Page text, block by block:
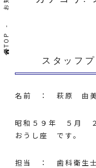
TOP
スタッフ
名前 ： 萩原 由美
昭和５９年 ５
おうし座 です。
担当 ： 歯科衛生